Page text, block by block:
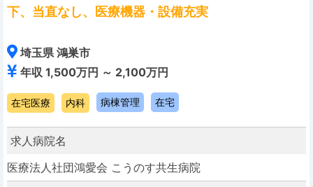
下、当直なし、医療機器・設備充実
埼玉県 鴻巣市
年収 1,500万円 ～ 2,100万円
在宅医療 内科 病棟管理 在宅
求人病院名
医療法人社団鴻愛会 こうのす共生病院